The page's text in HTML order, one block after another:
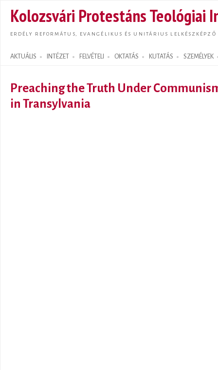
Kolozsvári Protestáns Teológiai
ERDÉLY REFORMÁTUS, EVANGÉLIKUS ÉS UNITÁRIUS LELKÉSZKÉPZŐ
AKTUÁLIS INTÉZET FELVÉTELI OKTATÁS KUTATÁS SZEMÉLYEK
Search form
Preaching the Truth Under
in Transylvania